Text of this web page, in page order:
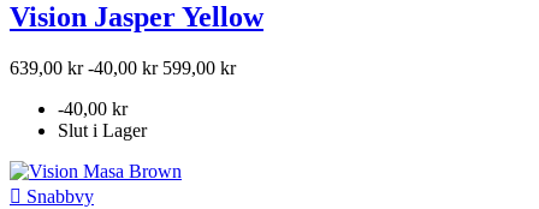
Vision Jasper Yellow
639,00 kr -40,00 kr 599,00 kr
-40,00 kr
Slut i Lager
 Snabbvy